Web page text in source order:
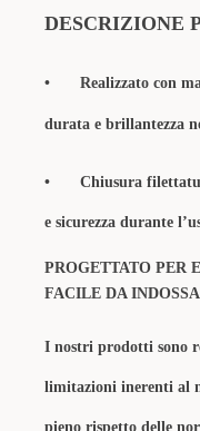
DESCRIZIONE
• Realizzato con
durata e brillantezza
• Chiusura
e sicurezza durante
PROGETTATO PER
FACILE DA
I nostri prodotti sono
limitazioni inerenti al
pieno rispetto delle